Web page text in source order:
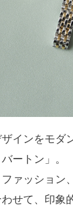
インをモダ
ートン」。
ァッション
せて、印象